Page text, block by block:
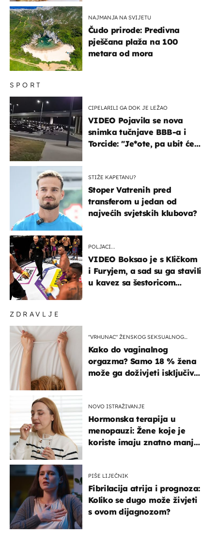
ZDRAVLJE
"VRHUNAC" ŽENSKOG SEKSUALNOG
Kako do vaginalnog
orgazma? Samo 18 % žena
može ga doživjeti isključivo
NOVO ISTRAŽIVANJE
Hormonska terapija u
menopauzi: Žene koje je
koriste imaju znatno manji
PIŠE LIJEČNIK
Fibrilacija atrija i prognoza:
Koliko se dugo može živjeti
s ovom dijagnozom?
SPORT
CIPELARILI GA DOK JE LEŽAO
VIDEO Pojavila se nova
snimka tučnjave BBB-a i
Torcide: "Je*ote, pa ubit će
STIŽE KAPETANU?
Stoper Vatrenih pred
transferom u jedan od
najvećih svjetskih klubova?
POLJACI...
VIDEO Boksao je s Kličkom
i Furyjem, a sad su ga stavili
u kavez sa šestoricom
NAJMANJA NA SVIJETU
Čudo prirode: Predivna
pješčana plaža na 100
metara od mora